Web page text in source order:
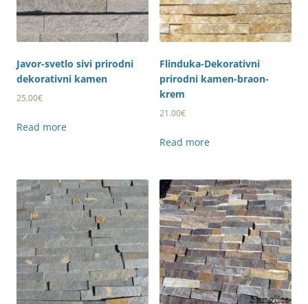
Javor-svetlo sivi prirodni
dekorativni kamen
25.00€
Read more
Flinduka-Dekorativni
prirodni kamen-braon-
krem
21.00€
Read more